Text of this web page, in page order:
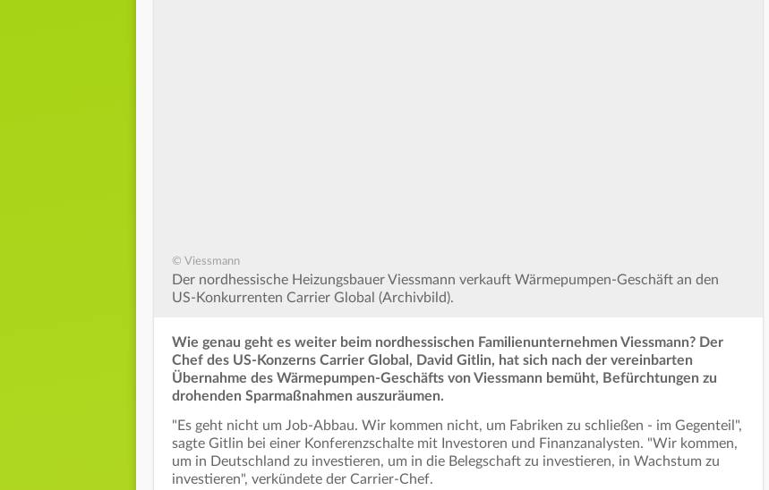
© Viessmann
Der nordhessische Heizungsbauer Viessmann verkauft Wärmepumpen-Geschäft an den
US-Konkurrenten Carrier Global (Archivbild).
Wie genau geht es weiter beim nordhessischen Familienunternehmen Viessmann? Der
Chef des US-Konzerns Carrier Global, David Gitlin, hat sich nach der vereinbarten
Übernahme des Wärmepumpen-Geschäfts von Viessmann bemüht, Befürchtungen zu
drohenden Sparmaßnahmen auszuräumen.
"Es geht nicht um Job-Abbau. Wir kommen nicht, um Fabriken zu schließen - im Gegenteil",
sagte Gitlin bei einer Konferenzschalte mit Investoren und Finanzanalysten. "Wir kommen,
um in Deutschland zu investieren, um in die Belegschaft zu investieren, in Wachstum zu
investieren", verkündete der Carrier-Chef.